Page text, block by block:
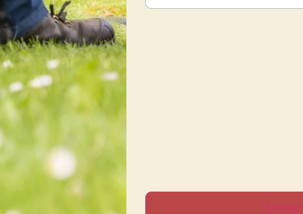
Envoyer